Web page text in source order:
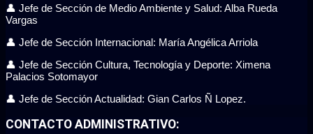
👤 Jefe de Sección de Medio Ambiente y Salud: Alba Rueda
Vargas
👤 Jefe de Sección Internacional: María Angélica Arriola
👤 Jefe de Sección Cultura, Tecnología y Deporte: Ximena
Palacios Sotomayor
👤 Jefe de Sección Actualidad: Gian Carlos Ñ Lopez.
CONTACTO ADMINISTRATIVO: